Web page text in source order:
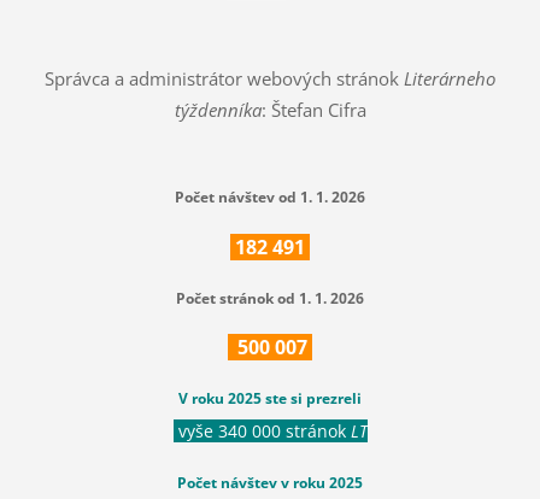
Správca a administrátor webových stránok Literárneho
týždenníka: Štefan Cifra
Počet návštev od 1. 1. 2026
182491
Počet stránok od 1. 1. 2026
500007
V roku 2025 ste si prezreli
vyše 340 000 stránok LT
Počet návštev v roku 2025